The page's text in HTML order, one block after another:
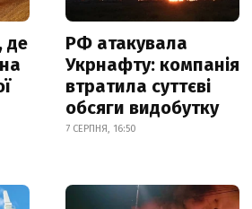
де
РФ атакувала
Укрнафту: компанія
втратила суттєві
обсяги видобутку
7 СЕРПНЯ, 16:50